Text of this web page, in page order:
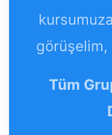
görüşelim,
Tüm